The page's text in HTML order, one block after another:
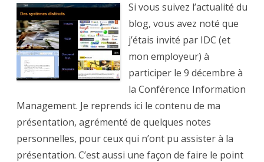
faire
face
à
l’essor
du
numérique
–
1
Si vous suivez l’actualité du
blog, vous avez noté que
j’étais invité par IDC (et
mon employeur) à
participer le 9 décembre à
la Conférence Information
Management. Je reprends ici le contenu de ma
présentation, agrémenté de quelques notes
personnelles, pour ceux qui n’ont pu assister à la
présentation. C’est aussi une façon de faire le point